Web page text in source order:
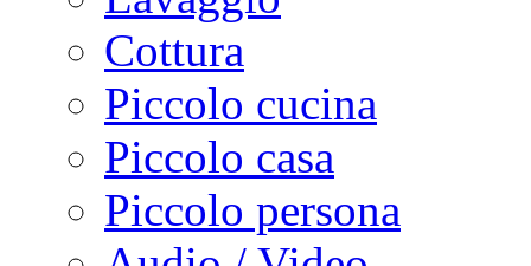
Cottura
Piccolo cucina
Piccolo casa
Piccolo persona